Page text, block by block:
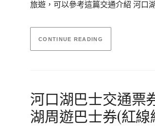
旅遊，可以參考這篇交通介紹 河口
CONTINUE READING
河口湖巴士交通票
湖周遊巴士券(紅線